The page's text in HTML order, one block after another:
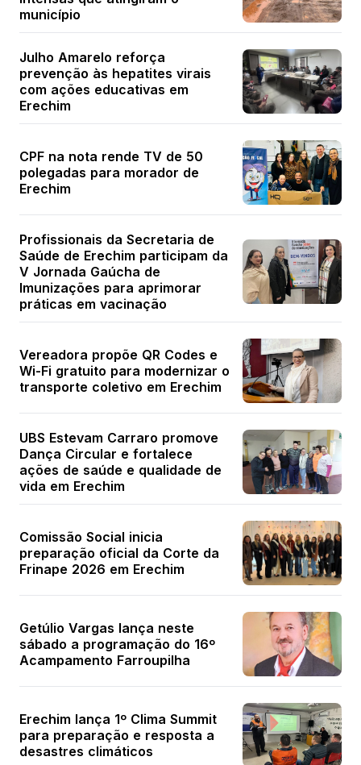
município
Julho Amarelo reforça
prevenção às hepatites virais
com ações educativas em
Erechim
CPF na nota rende TV de 50
polegadas para morador de
Erechim
Profissionais da Secretaria de
Saúde de Erechim participam da
V Jornada Gaúcha de
Imunizações para aprimorar
práticas em vacinação
Vereadora propõe QR Codes e
Wi-Fi gratuito para modernizar o
transporte coletivo em Erechim
UBS Estevam Carraro promove
Dança Circular e fortalece
ações de saúde e qualidade de
vida em Erechim
Comissão Social inicia
preparação oficial da Corte da
Frinape 2026 em Erechim
Getúlio Vargas lança neste
sábado a programação do 16º
Acampamento Farroupilha
Erechim lança 1º Clima Summit
para preparação e resposta a
desastres climáticos